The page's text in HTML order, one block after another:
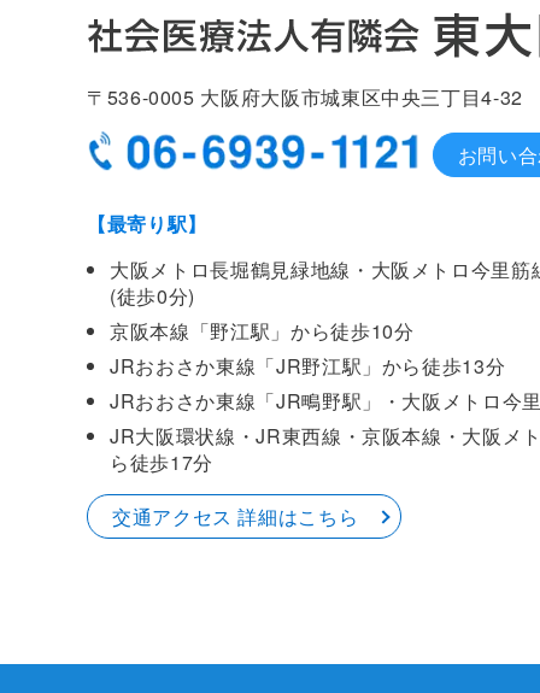
〒536-0005 大阪府大阪市城東区中央三丁目4-32
お問い
【最寄り駅】
大阪メトロ長堀鶴見緑地線・大阪メトロ今里
(徒歩0分)
京阪本線「野江駅」から徒歩10分
JRおおさか東線「JR野江駅」から徒歩13分
JRおおさか東線「JR鴫野駅」・大阪メトロ今
JR大阪環状線・JR東西線・京阪本線・大阪メ
ら徒歩17分
交通アクセス 詳細はこちら